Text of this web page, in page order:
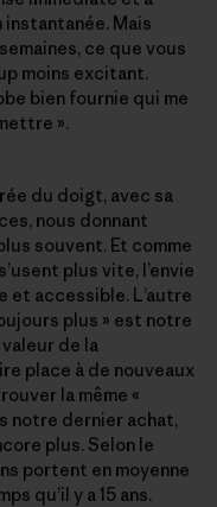
Mais
ce que vous
moins excitant.
bien fournie qui me
».
du doigt, avec sa
nous donnant
souvent. Et comme
plus vite, l’envie
et accessible. L’autre
plus » est notre
de la
place à de nouveaux
la même «
notre dernier achat,
plus. Selon le
portent en moyenne
qu’il y a 15 ans.